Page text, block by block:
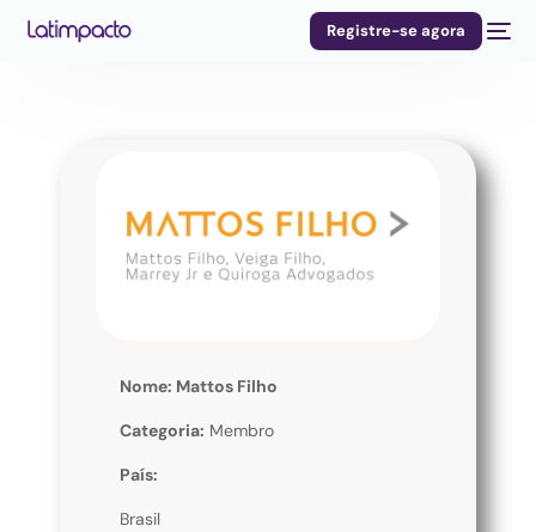
Registre-se agora
Nome: Mattos Filho
Categoria: Membro
País:
Brasil